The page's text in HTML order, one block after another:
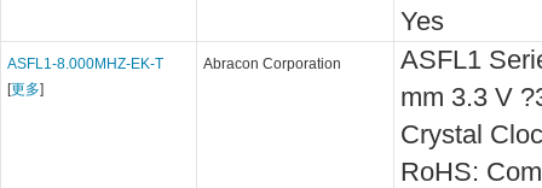
Yes
ASFL1-8.000MHZ-EK-T
[更多]
Abracon Corporation
ASFL1
mm 3.3 V
Crystal
RoHS: